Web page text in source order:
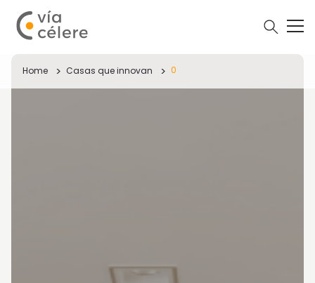
Home Casas que innovan 0